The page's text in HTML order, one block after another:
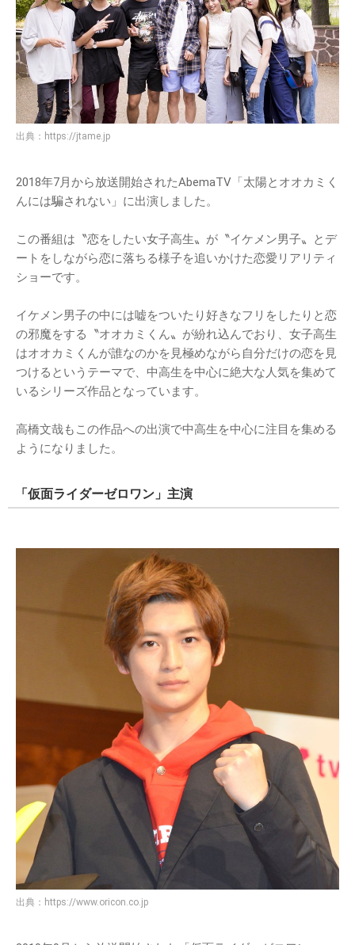
出典： https://jtame.jp
2018年7月から放送開始されたAbemaTV「太陽とオオカミく
んには騙されない」に出演しました。
この番組は〝恋をしたい女子高生〟が〝イケメン男子〟とデ
ートをしながら恋に落ちる様子を追いかけた恋愛リアリティ
ショーです。
イケメン男子の中には嘘をついたり好きなフリをしたりと恋
の邪魔をする〝オオカミくん〟が紛れ込んでおり、女子高生
はオオカミくんが誰なのかを見極めながら自分だけの恋を見
つけるというテーマで、中高生を中心に絶大な人気を集めて
いるシリーズ作品となっています。
高橋文哉もこの作品への出演で中高生を中心に注目を集める
ようになりました。
「仮面ライダーゼロワン」主演
出典： https://www.oricon.co.jp